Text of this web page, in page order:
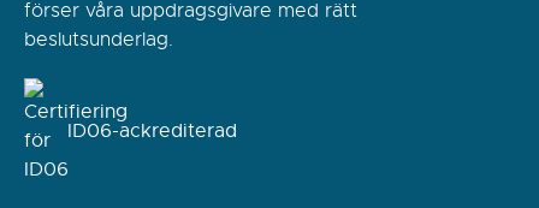
förser våra uppdragsgivare med rätt
beslutsunderlag.
ID06-ackrediterad